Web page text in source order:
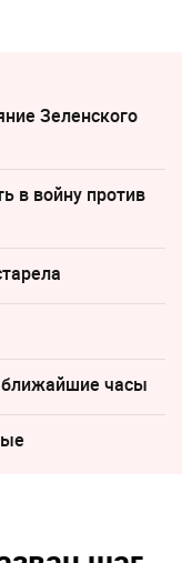
Зеленского
в войну против
часы